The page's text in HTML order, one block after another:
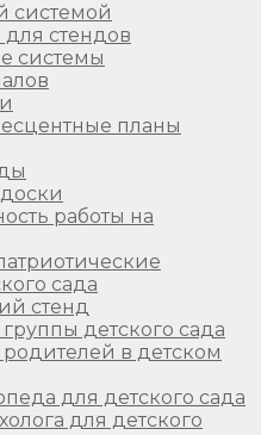
системой
стендов
системы
планы
работы на
сада
стенд
детского сада
в детском
для детского сада
для детского